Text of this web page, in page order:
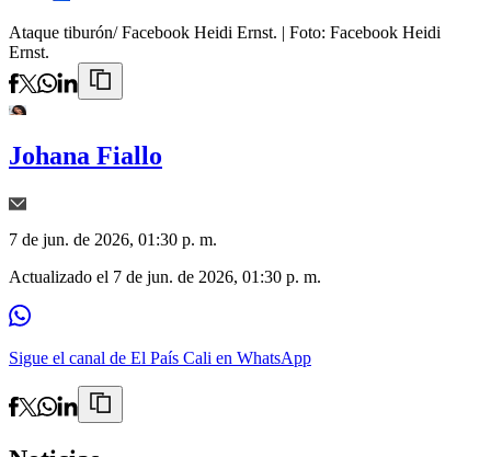
Ataque tiburón/ Facebook Heidi Ernst. | Foto: Facebook Heidi
Ernst.
Johana Fiallo
7 de jun. de 2026, 01:30 p. m.
Actualizado el 7 de jun. de 2026, 01:30 p. m.
Sigue el canal de El País Cali en WhatsApp